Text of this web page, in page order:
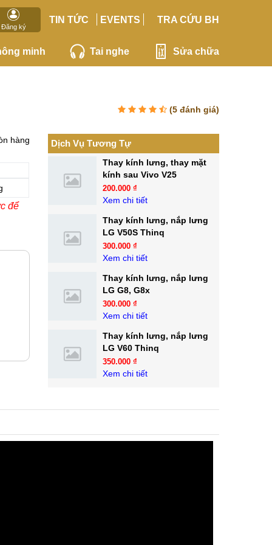
Đăng ký
TIN TỨC EVENTS TRA CỨU BH
minh Tai nghe Sửa chữa
(5 đánh giá)
hàng
để
Dịch Vụ Tương Tự
Thay kính lưng, thay mặt
kính sau Vivo V25
200.000 ₫
Xem chi tiết
Thay kính lưng, nắp lưng
LG V50S Thinq
300.000 ₫
Xem chi tiết
Thay kính lưng, nắp lưng
LG G8, G8x
300.000 ₫
Xem chi tiết
Thay kính lưng, nắp lưng
LG V60 Thinq
350.000 ₫
Xem chi tiết